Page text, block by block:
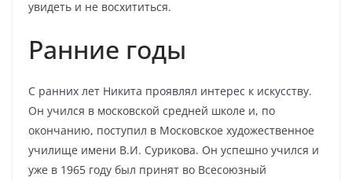
увидеть и не восхититься.
Ранние годы
С ранних лет Никита проявлял интерес к искусству.
Он учился в московской средней школе и, по
окончанию, поступил в Московское художественное
училище имени В.И. Сурикова. Он успешно учился и
уже в 1965 году был принят во Всесоюзный